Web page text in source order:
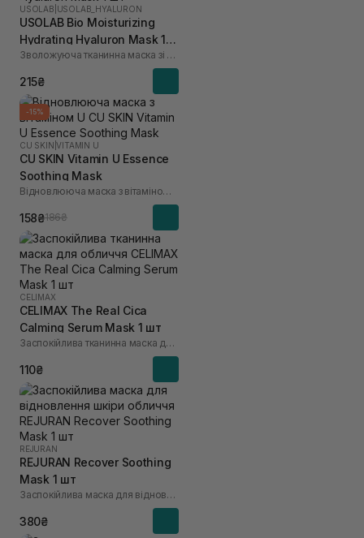
USOLAB USOLAB_HYALURON
USOLAB Bio Moisturizing
Hydrating Hyaluron Mask 1
шт
Зволожуюча тканинна маска зі заспокійливою та антивіковою дією
215₴
-15%
CU SKIN |VITAMIN U
CU SKIN Vitamin U Essence
Soothing Mask
Відновлююча маска з вітаміном U
158₴186₴
CELIMAX
CELIMAX The Real Cica
Calming Serum Mask 1 шт
Заспокійлива тканинна маска для обличчя
110₴
REJURAN
REJURAN Recover Soothing
Mask 1 шт
Заспокійлива маска для відновлення шкіри обличчя
380₴